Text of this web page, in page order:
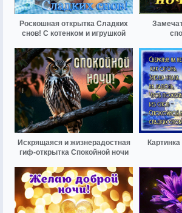
Роскошная открытка Сладких
снов! С котенком и игрушкой
Искрящаяся и жизнерадостная
гиф-открытка Спокойной ночи